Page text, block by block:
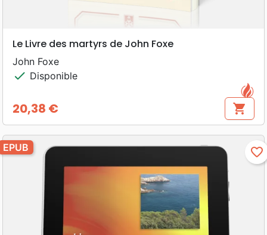
Le Livre des martyrs de John Foxe
John Foxe
check Disponible
Prix
20,38 € shopping_cart
EPUB favorite_border